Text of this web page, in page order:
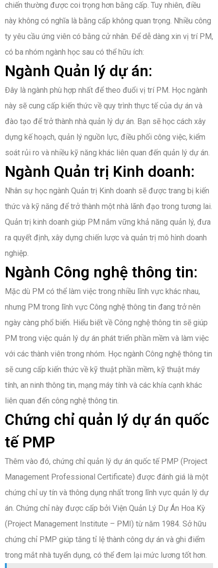
chiến thường được coi trọng hơn bằng cấp. Tuy nhiên, điều
này không có nghĩa là bằng cấp không quan trọng. Nhiều công
ty yêu cầu ứng viên có bằng cử nhân. Để dễ dàng xin vị trí PM,
có ba nhóm ngành học sau có thể hữu ích:
Ngành Quản lý dự án:
Đây là ngành phù hợp nhất để theo đuổi vị trí PM. Học ngành
này sẽ cung cấp kiến thức về quy trình thực tế của dự án và
đào tạo để trở thành nhà quản lý dự án. Bạn sẽ học cách xây
dựng kế hoạch, quản lý nguồn lực, điều phối công việc, kiểm
soát rủi ro và nhiều kỹ năng khác liên quan đến quản lý dự án.
Ngành Quản trị Kinh doanh:
Nhân sự học ngành Quản trị Kinh doanh sẽ được trang bị kiến
thức và kỹ năng để trở thành một nhà lãnh đạo trong tương lai.
Quản trị kinh doanh giúp PM nắm vững khả năng quản lý, đưa
ra quyết định, xây dựng chiến lược và quản trị mô hình doanh
nghiệp.
Ngành Công nghệ thông tin:
Mặc dù PM có thể làm việc trong nhiều lĩnh vực khác nhau,
nhưng PM trong lĩnh vực Công nghệ thông tin đang trở nên
ngày càng phổ biến. Hiểu biết về Công nghệ thông tin sẽ giúp
PM trong việc quản lý dự án phát triển phần mềm và làm việc
với các thành viên trong nhóm. Học ngành Công nghệ thông tin
sẽ cung cấp kiến thức về kỹ thuật phần mềm, kỹ thuật máy
tính, an ninh thông tin, mạng máy tính và các khía cạnh khác
liên quan đến công nghệ thông tin.
Chứng chỉ quản lý dự án quốc
tế PMP
Thêm vào đó, chứng chỉ quản lý dự án quốc tế PMP (Project
Management Professional Certificate) được đánh giá là một
chứng chỉ uy tín và thông dụng nhất trong lĩnh vực quản lý dự
án. Chứng chỉ này được cấp bởi Viện Quản Lý Dự Án Hoa Kỳ
(Project Management Institute – PMI) từ năm 1984. Sở hữu
chứng chỉ PMP giúp tăng tỉ lệ thành công dự án và ghi điểm
trong mắt nhà tuyển dụng, có thể đem lại mức lương tốt hơn.